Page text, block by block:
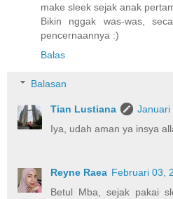
make sleek sejak anak
Bikin nggak was-was,
pencernaannya :)
Balas
Balasan
Tian Lustiana
Januari
Iya, udah aman ya insya
Reyne Raea Februari 03,
Betul Mba, sejak pakai